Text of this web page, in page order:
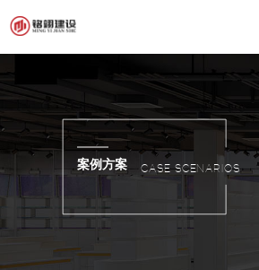
案例方案 CASE SCENARIOS